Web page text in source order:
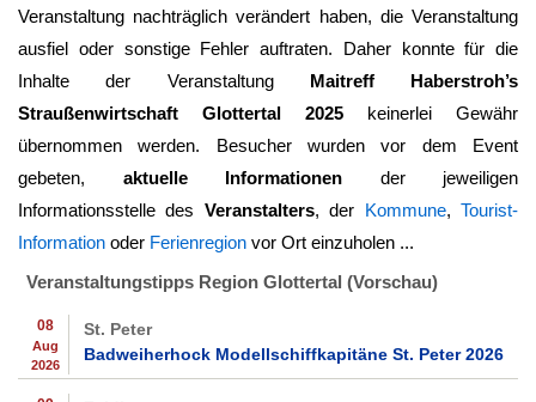
Veranstaltung nachträglich verändert haben, die Veranstaltung
ausfiel oder sonstige Fehler auftraten. Daher konnte für die
Inhalte der Veranstaltung Maitreff Haberstroh’s
Straußenwirtschaft Glottertal 2025 keinerlei Gewähr
übernommen werden. Besucher wurden vor dem Event
gebeten, aktuelle Informationen der jeweiligen
Informationsstelle des Veranstalters, der Kommune,Tourist-
Information oder Ferienregion vor Ort einzuholen ...
Veranstaltungstipps Region Glottertal (Vorschau)
08
Aug
2026
St. Peter
Badweiherhock Modellschiffkapitäne St. Peter 2026